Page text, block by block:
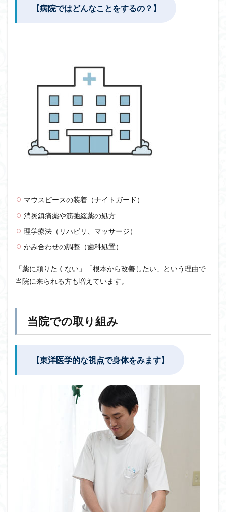
【病院ではどんなことをするの？】
マウスピースの装着（ナイトガード）
消炎鎮痛薬や筋弛緩薬の処方
理学療法（リハビリ、マッサージ）
かみ合わせの調整（歯科処置）
「薬に頼りたくない」「根本から改善したい」という理由で
当院に来られる方も増えています。
当院での取り組み
【東洋医学的な視点で身体をみます】